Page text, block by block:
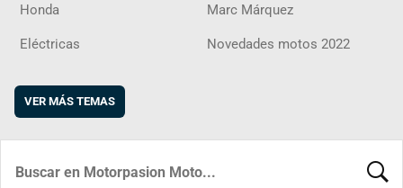
Honda Marc Márquez
Eléctricas Novedades motos 2022
VER MÁS TEMAS